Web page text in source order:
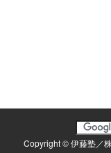
Copyright © 伊藤塾／